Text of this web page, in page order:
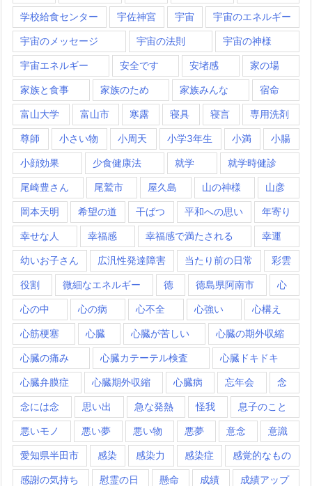
学校給食センター 宇佐神宮 宇宙 宇宙のエネルギー
宇宙のメッセージ 宇宙の法則 宇宙の神様
宇宙エネルギー 安全です 安堵感 家の場
家族と食事 家族のため 家族みんな 宿命
富山大学 富山市 寒露 寝具 寝言 専用洗剤
尊師 小さい物 小周天 小学3年生 小満 小腸
小顔効果 少食健康法 就学 就学時健診
尾崎豊さん 尾鷲市 屋久島 山の神様 山彦
岡本天明 希望の道 干ばつ 平和への思い 年寄り
幸せな人 幸福感 幸福感で満たされる 幸運
幼いお子さん 広汎性発達障害 当たり前の日常 彩雲
役割 微細なエネルギー 徳 徳島県阿南市 心
心の中 心の病 心不全 心強い 心構え
心筋梗塞 心臓 心臓が苦しい 心臓の期外収縮
心臓の痛み 心臓カテーテル検査 心臓ドキドキ
心臓弁膜症 心臓期外収縮 心臓病 忘年会 念
念には念 思い出 急な発熱 怪我 息子のこと
悪いモノ 悪い夢 悪い物 悪夢 意念 意識
愛知県半田市 感染 感染力 感染症 感覚的なもの
感謝の気持ち 慰霊の日 懸命 成績 成績アップ